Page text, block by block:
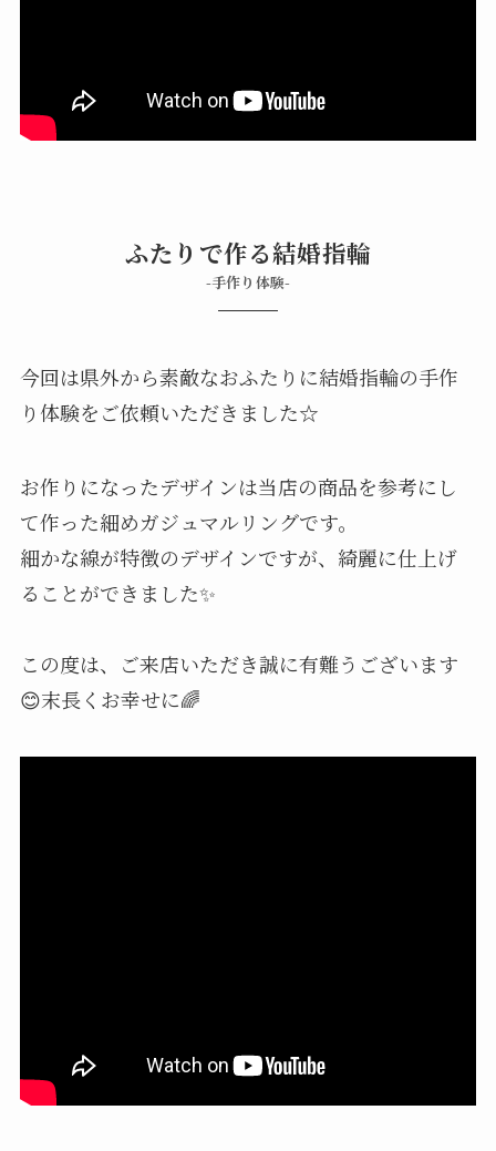
ふたりで作る結婚指輪
-手作り体験-
今回は県外から素敵なおふたりに結婚指輪の手作
り体験をご依頼いただきました☆
お作りになったデザインは当店の商品を参考にし
て作った細めガジュマルリングです。
細かな線が特徴のデザインですが、綺麗に仕上げ
ることができました✨
この度は、ご来店いただき誠に有難うございます
😊末長くお幸せに🌈